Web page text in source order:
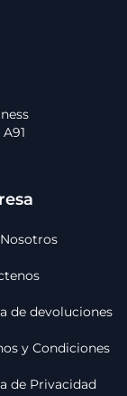
de devoluciones
y Condiciones
de Privacidad